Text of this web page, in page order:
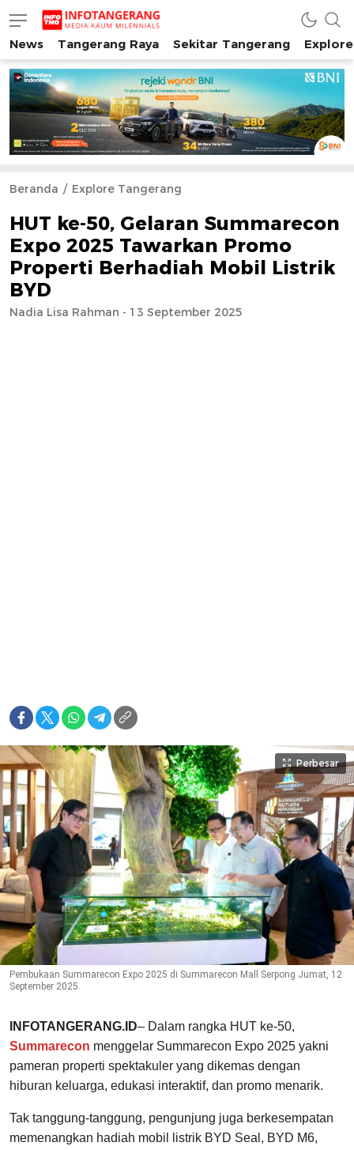
INFO TANGERANG
Media Kaum Millenials Tangerang Raya
News Tangerang Raya Sekitar Tangerang
Beranda Explore Tangerang
HUT ke-50, Gelaran Summarecon
Expo 2025 Tawarkan Promo
Properti Berhadiah Mobil Listrik
BYD
Nadia Lisa Rahman - 13 September 2025
Perbesar
Pembukaan Summarecon Expo 2025 di Summarecon Mall Serpong Jumat, 12
September 2025.
INFOTANGERANG.ID– Dalam rangka HUT ke-50,
Summarecon menggelar Summarecon Expo 2025 yakni
pameran properti spektakuler yang dikemas dengan
hiburan keluarga, edukasi interaktif, dan promo menarik.
Tak tanggung-tanggung, pengunjung juga berkesempatan
memenangkan hadiah mobil listrik BYD Seal, BYD M6,